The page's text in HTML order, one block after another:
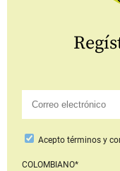
Aceptotérminos y
COLOMBIANO*